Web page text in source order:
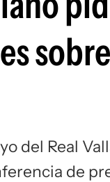
del Real
de